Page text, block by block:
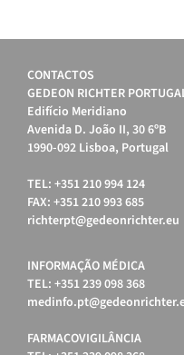
CONTACTOS
GEDEON RICHTER
Edifício Meridiano
Avenida D. João II, 30 6ºB
1990-092 Lisboa, Portugal
TEL: +351 210 994 124
FAX: +351 210 993 685
richterpt@gedeonrichter.eu
INFORMAÇÃO MÉDICA
TEL: +351 239 098 368
FARMACOVIGILÂNCIA